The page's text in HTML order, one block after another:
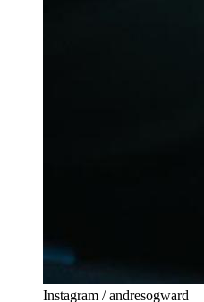
Instagram / andresogward